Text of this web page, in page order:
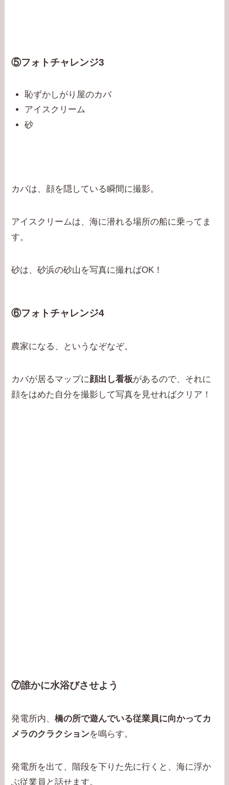
⑤フォトチャレンジ3
恥ずかしがり屋のカバ
アイスクリーム
砂
カバは、顔を隠している瞬間に撮影。
アイスクリームは、海に潜れる場所の船に乗ってま
す。
砂は、砂浜の砂山を写真に撮ればOK！
⑥フォトチャレンジ4
農家になる、というなぞなぞ。
カバが居るマップに顔出し看板があるので、それに
顔をはめた自分を撮影して写真を見せればクリア！
⑦誰かに水浴びさせよう
発電所内、橋の所で遊んでいる従業員に向かってカ
メラのクラクションを鳴らす。
発電所を出て、階段を下りた先に行くと、海に浮か
ぶ従業員と話せます。